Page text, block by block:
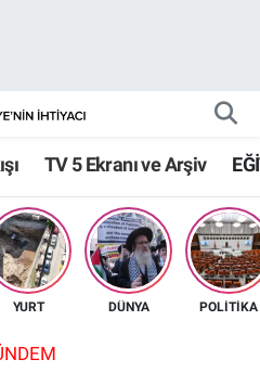
TV 5 Ekranı ve Arşiv
YURT DÜNYA POLİTİKA